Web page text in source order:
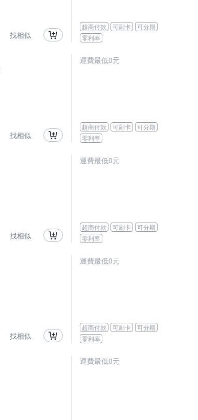
找相似
超商付款 可刷卡
可分期
零利率
找相似
運費最低0元
超商付款 可刷卡
可分期
零利率
找相似
運費最低0元
超商付款 可刷卡
可分期
零利率
找相似
運費最低0元
超商付款 可刷卡
可分期
零利率
運費最低0元